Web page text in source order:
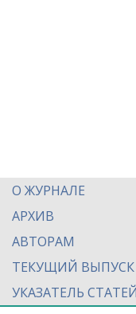
О ЖУРНАЛЕ
АРХИВ
АВТОРАМ
ТЕКУЩИЙ ВЫПУСК
УКАЗАТЕЛЬ СТАТЕЙ